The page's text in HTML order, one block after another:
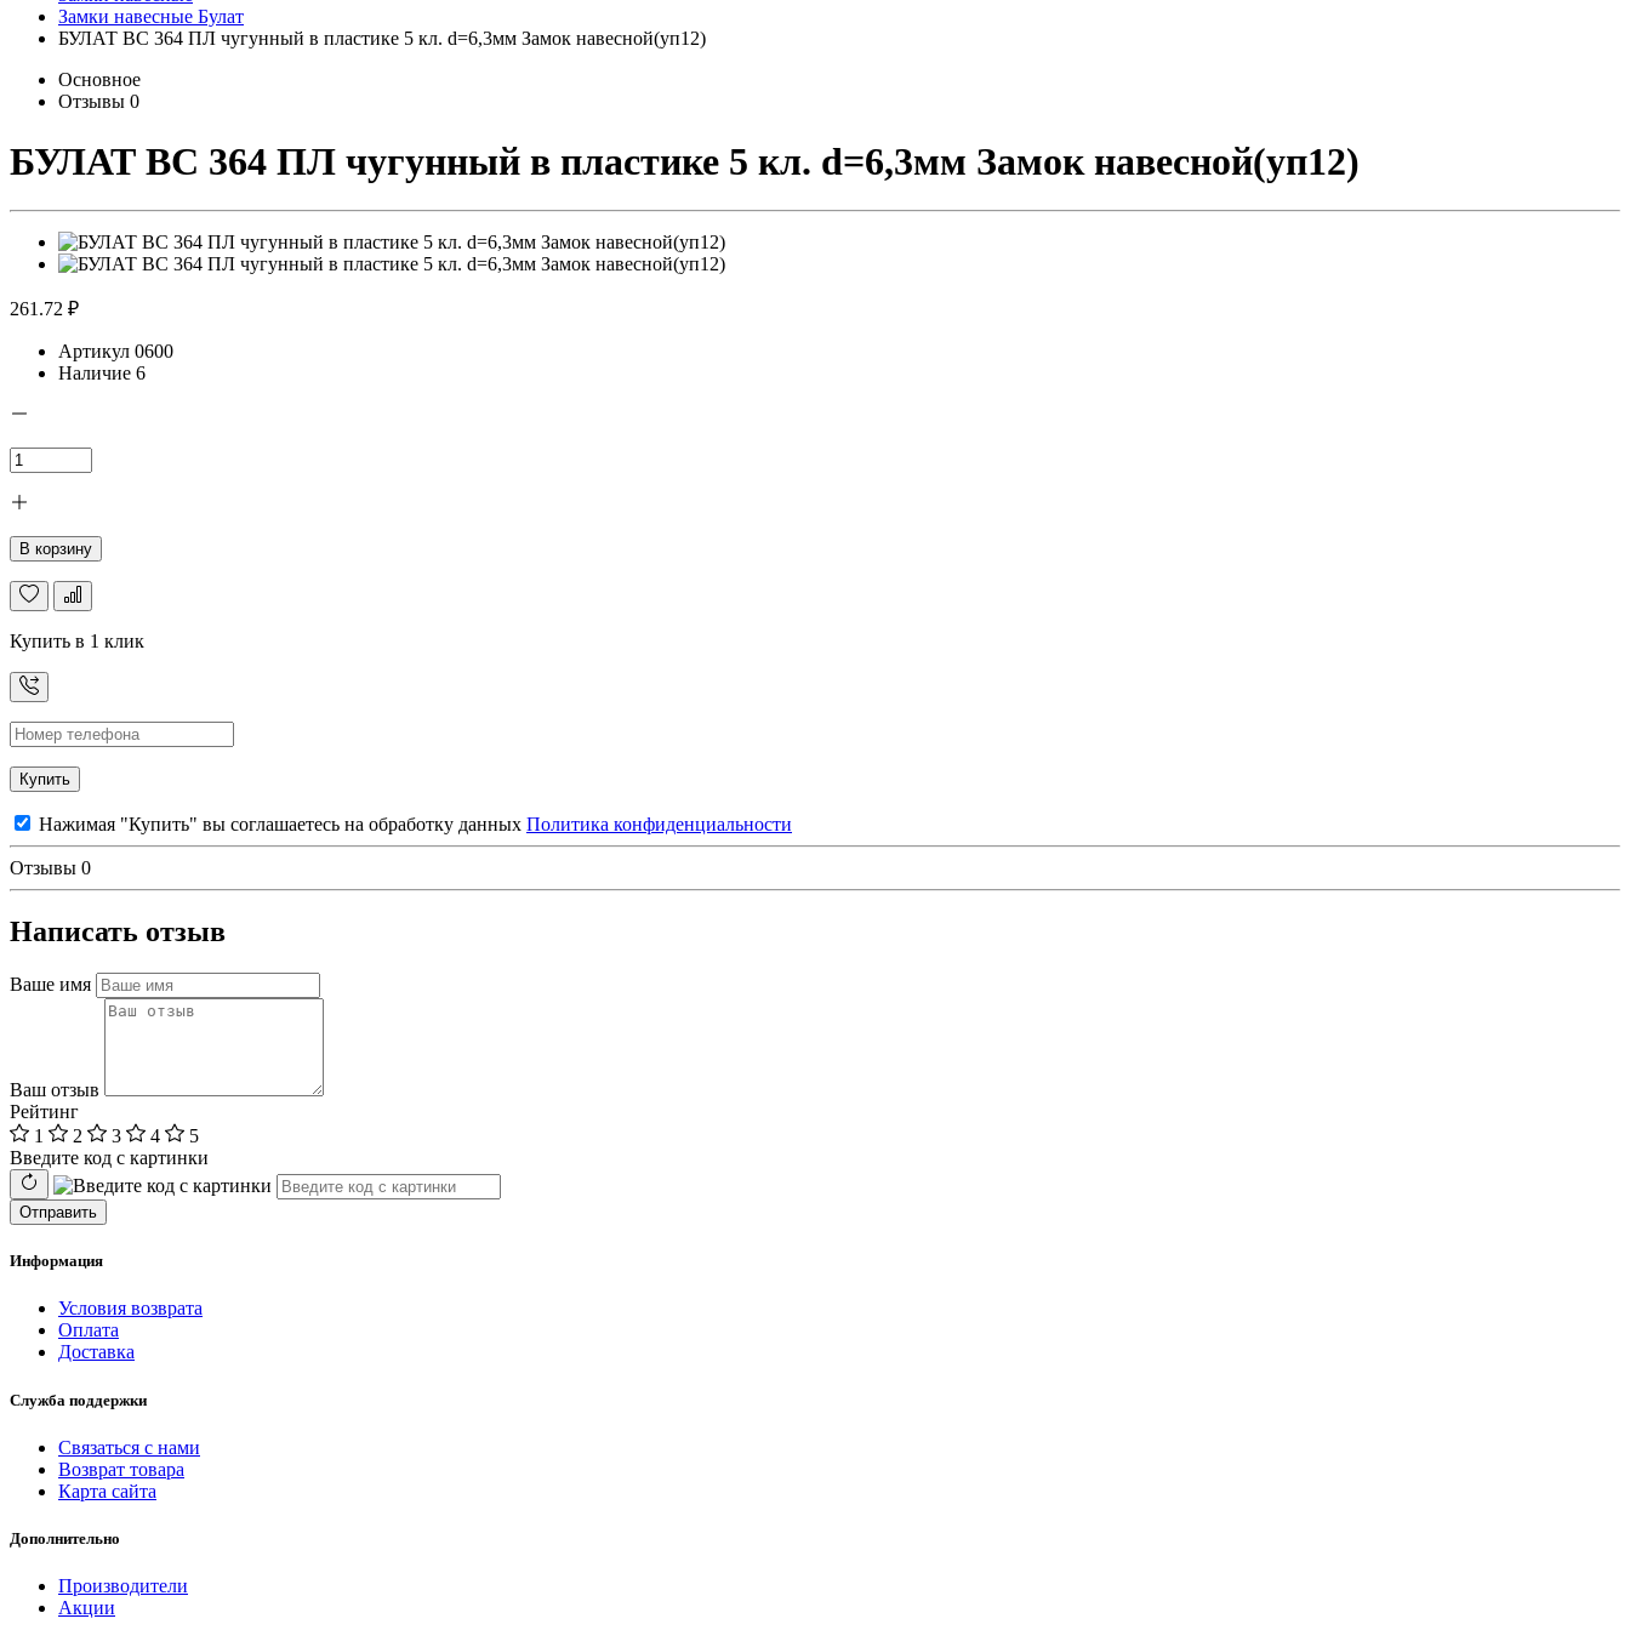
Замки навесные Булат
БУЛАТ ВС 364 ПЛ чугунный в пластике 5 кл. d=6,3мм Замок навесной(уп12)
Основное
Отзывы 0
БУЛАТ ВС 364 ПЛ чугунный в пластике 5 кл. d=6,3мм Замок навесной(уп12)
261.72 ₽
Артикул 0600
Наличие 6
В корзину
Купить в 1 клик
Купить
Нажимая "Купить" вы соглашаетесь на обработку данных Политика конфиденциальности
Отзывы 0
Написать отзыв
Ваше имя
Ваш отзыв
Рейтинг
1
2 3 4
5
Введите код с картинки
Отправить
Информация
Условия возврата
Оплата
Доставка
Служба поддержки
Связаться с нами
Возврат товара
Карта сайта
Дополнительно
Производители
Акции